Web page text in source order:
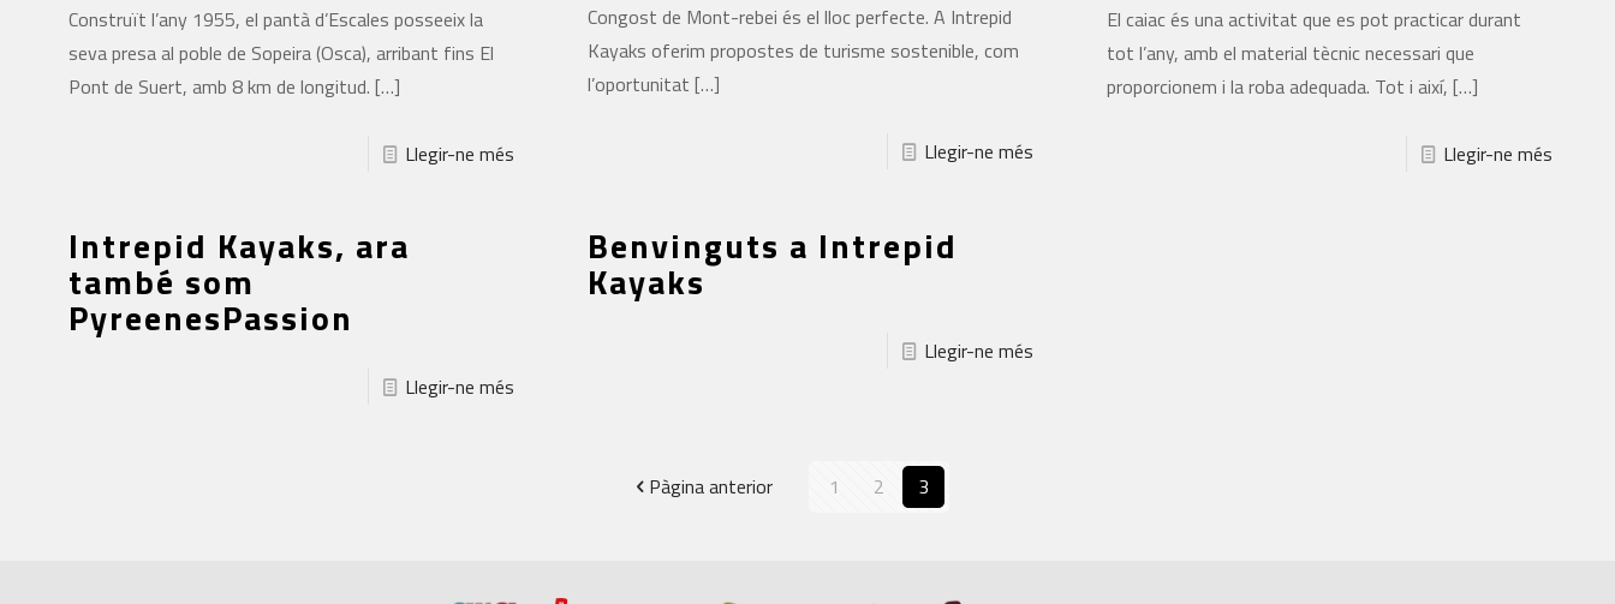
Construït l’any 1955, el pantà d’Escales posseeix la
seva presa al poble de Sopeira (Osca), arribant fins El
Pont de Suert, amb 8 km de longitud. […]
Llegir-ne més
Congost de Mont-rebei és el lloc perfecte. A Intrepid
Kayaks oferim propostes de turisme sostenible, com
l’oportunitat […]
Llegir-ne més
El caiac és una activitat que es pot practicar durant
tot l’any, amb el material tècnic necessari que
proporcionem i la roba adequada. Tot i així, […]
Llegir-ne més
Intrepid Kayaks, ara
també som
PyreenesPassion
Llegir-ne més
Benvinguts a Intrepid
Kayaks
Llegir-ne més
Pàgina anterior 1 2 3